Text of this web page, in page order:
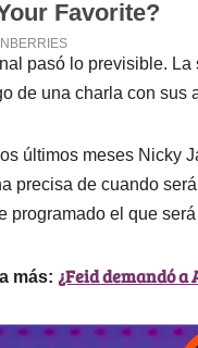
pasó lo previsible. La
de una charla con sus
últimos meses Nicky
precisa de cuando
programado el que
más: ¿Feid demandó